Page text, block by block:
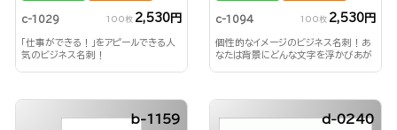
c-1029 100枚 2,530円
「仕事ができる！」をアピールできる人
気のビジネス名刺！
c-1094 100枚 2,530円
個性的なイメージのビジネス名刺！あ
なたは背景にどんな文字を浮かびあが
b-1159 d-0240